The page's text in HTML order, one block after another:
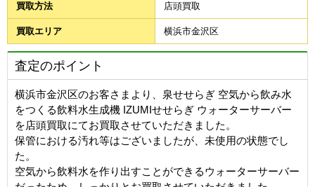
買取方法 店頭買取
買取エリア 横浜市金沢区
査定のポイント
横浜市金沢区のお客さまより、泉せせらぎ 空気から飲み水
をつくる飲料水生成機 IZUMIせせらぎ ウォーターサーバー
を店頭買取にてお買取させていただきました。
保管における汚れ等はございましたが、未使用の状態でし
た。
空気から飲料水を作り出すことができるウォーターサーバー